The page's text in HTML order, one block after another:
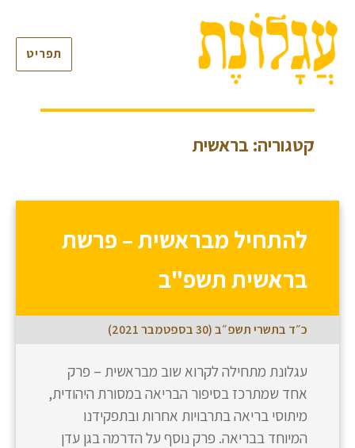
תפריט
קטגוריה: בראשית
להתחיל מבראשית – פרשת
בראשית תשפ"ב
כ״ד בתשרי תשפ״ב (30 בספטמבר 2021)
עגלונת מתחילה לקרוא שוב מבראשית – פרק
אחד שמתרכז בסיפור הבריאה במסורת היהודית,
מיתוסי בריאה בתרבויות אחרות ובתפקידנו
המיוחד בבריאה. פרק נוסף על הדרמה בגן עדן